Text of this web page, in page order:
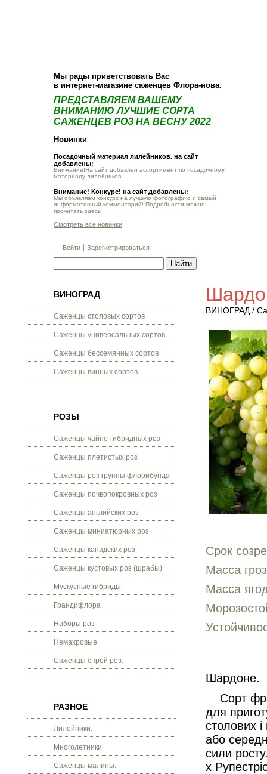
Мы рады приветствовать Вас
в интернет-магазине саженцев Флора-нова.
ПРЕДСТАВЛЯЕМ ВАШЕМУ
ВНИМАНИЮ ЛУЧШИЕ СОРТА
САЖЕНЦЕВ РОЗ НА ВЕСНУ 2022
Новинки
Посадочный материал лилейников. на сайт
добавлены:
Внимание!На сайт добавлен ассортимент по посадочному
материалу лилейников.
Внимание! Конкурс! на сайт добавлены:
Мы объявляем конкурс на лучшую фотографию и самый
информативный комментарий! Подробности можно
прочитать здесь
Смотреть все новинки
Войти Зарегистрироваться
ВИНОГРАД
Саженцы столовых сортов
Саженцы универсальных сортов
Саженцы бессемянных сортов
Саженцы винных сортов
РОЗЫ
Саженцы чайно-гибридных роз
Саженцы плетистых роз
Саженцы роз группы флорибунда
Саженцы почвопокровных роз
Саженцы английских роз
Саженцы миниатюрных роз
Саженцы канадских роз
Саженцы кустовых роз (шрабы)
Мускусные гибриды.
Грандифлора
Наборы роз
Немахровые
Саженцы спрей роз.
РАЗНОЕ
Лилейники.
Многолетники
Саженцы малины.
ВИНОГРАД /
Срок
Масса
Масса
Шардоне.
Сорт
для
столових
або
сили
х